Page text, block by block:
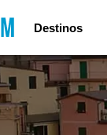
Destinos